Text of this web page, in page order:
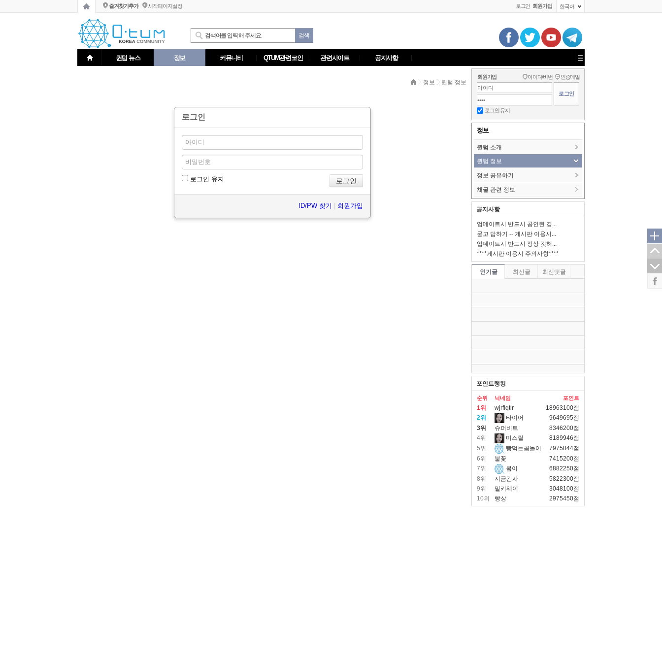
즐겨찾기추가 시작페이지설정 로그인 회원가입 한국어
퀀텀 뉴스 정보 커뮤니티 QTUM관련코인 관련사이트 공지사항
정보 퀀텀 정보
로그인
로그인 유지
ID/PW 찾기 회원가입
회원가입 아이디/비번 인증메일
로그인 유지
정보
퀀텀 소개
퀀텀 정보
정보 공유하기
채굴 관련 정보
공지사항
업데이트시 반드시 공인된 경...
묻고 답하기 -- 게시판 이용시...
업데이트시 반드시 정상 깃허...
****게시판 이용시 주의사항****
인기글 최신글 최신댓글
포인트랭킹
순위 닉네임 포인트
1위 wjrflqtlr
18963100점
2위
타이어
9649695점
3위
슈퍼비트
8346200점
4위
미스릴
8189946점
5위
빵먹는곰돌이
7975044점
6위
불꽃
7415200점
7위
봄이
6882250점
8위
지금감사
5822300점
9위
밀키웨이
3048100점
10위
빵상 2975450점